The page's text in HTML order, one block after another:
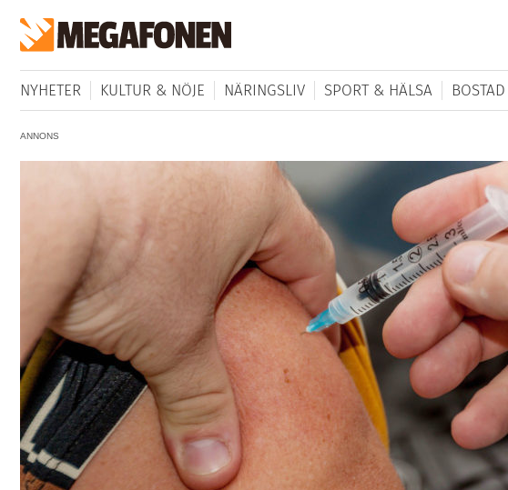
NYHETER KULTUR & NÖJE NÄRINGSLIV SPORT & HÄLSA BOSTAD
ANNONS